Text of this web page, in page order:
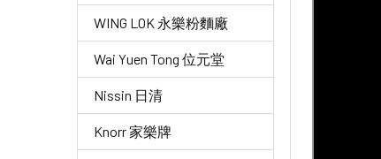
WING LOK 永樂粉麵廠
Wai Yuen Tong 位元堂
Nissin 日清
Knorr 家樂牌